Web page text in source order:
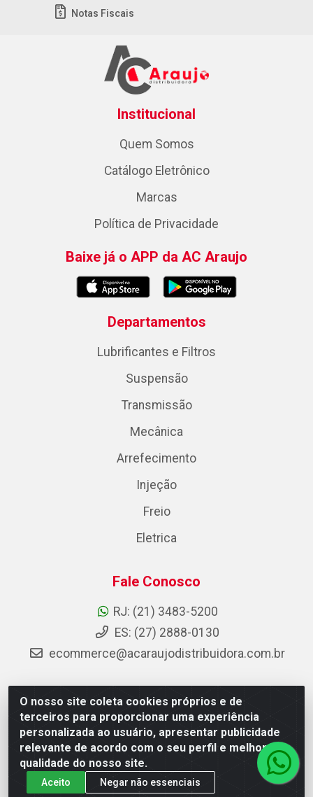
O nosso site coleta cookies próprios e de
terceiros para proporcionar uma experiência
personalizada ao usuário, apresentar publicidade
relevante de acordo com o seu perfil e melhorar a
qualidade do nosso site.
Aceito Negar não essenciais
Notas Fiscais
Institucional
Quem Somos
Catálogo Eletrônico
Marcas
Política de Privacidade
Baixe já o APP da AC Araujo
Departamentos
Lubrificantes e Filtros
Suspensão
Transmissão
Mecânica
Arrefecimento
Injeção
Freio
Eletrica
Fale Conosco
RJ: (21) 3483-5200
ES: (27) 2888-0130
ecommerce@acaraujodistribuidora.com.br
AC Araujo Distribuidora - Rua Carneiro de Campos, 42 -
São Cristóvão, Rio de Janeiro/RJ - CEP 20.920-410 -
CNPJ 08.744.753/0003-85